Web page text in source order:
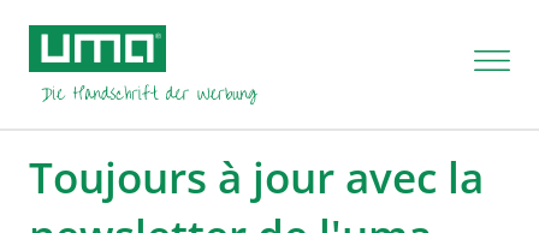
Toujours à jour avec la